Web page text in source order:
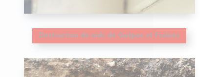
Destruction de nids de Guêpes et Frelons